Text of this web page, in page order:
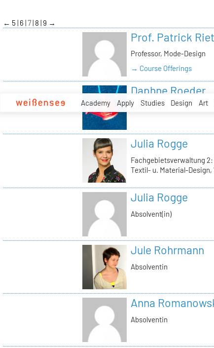
Academy Apply Studies Design Art
← 5 6 7 8 9 →
Prof. Patrick
Professor, Mode-Design
→ Course Offerings
Daphne Roeder
Absolventin
Julia Rogge
Fachgebietsverwaltung
Textil- u. Material-
Julia Rogge
Absolvent(in)
Jule Rohrmann
Absolventin
Anna
Absolventin